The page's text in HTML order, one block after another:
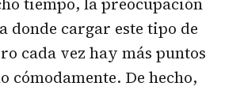
donde cargar este tipo de
cada vez hay más puntos
cómodamente. De hecho,